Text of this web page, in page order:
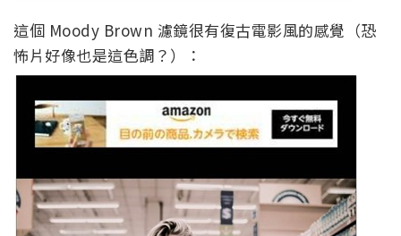
這個 Moody Brown 濾鏡很有復古電影風的感覺（恐
怖片好像也是這色調？）：